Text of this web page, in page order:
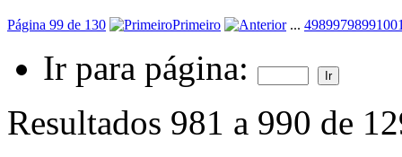
Página 99 de 130 Primeiro ... 4989979899100
Ir para página:
Resultados 981 a 990 de